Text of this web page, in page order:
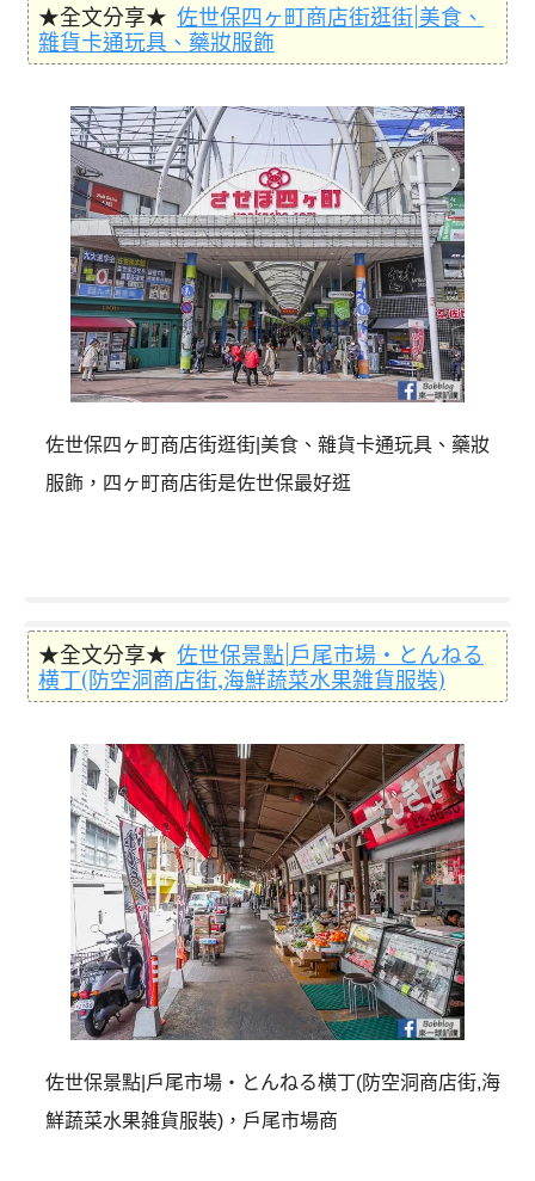
★全文分享★ 佐世保四ヶ町商店街逛街|美食、
雜貨卡通玩具、藥妝服飾
佐世保四ヶ町商店街逛街|美食、雜貨卡通玩具、藥妝
服飾，四ヶ町商店街是佐世保最好逛
★全文分享★ 佐世保景點|戶尾市場・とんねる
横丁(防空洞商店街,海鮮蔬菜水果雑貨服裝)
佐世保景點|戶尾市場・とんねる横丁(防空洞商店街,海
鮮蔬菜水果雑貨服裝)，戶尾市場商